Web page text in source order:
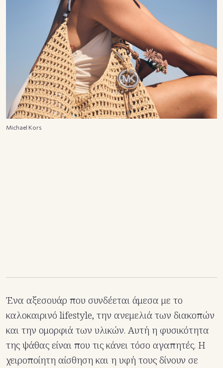
Michael Kors
Ένα αξεσουάρ που συνδέεται άμεσα με το
καλοκαιρινό lifestyle, την ανεμελιά των διακοπών
και την ομορφιά των υλικών. Αυτή η φυσικότητα
της ψάθας είναι που τις κάνει τόσο αγαπητές. Η
χειροποίητη αίσθηση και η υφή τους δίνουν σε